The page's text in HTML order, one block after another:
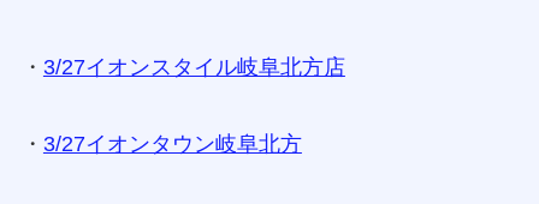
・ 3/27イオンスタイル岐阜北方店
・ 3/27イオンタウン岐阜北方